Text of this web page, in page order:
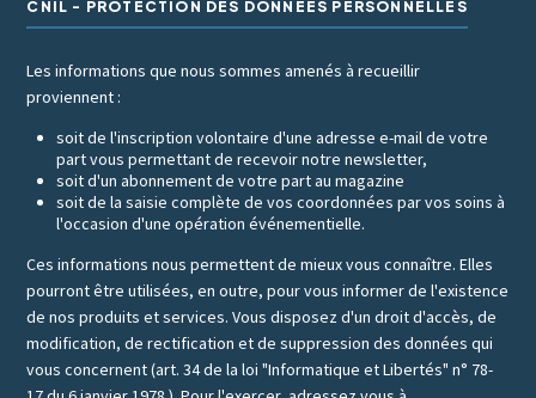
CNIL - PROTECTION DES DONNÉES PERSONNELLES
Les informations que nous sommes amenés à recueillir
proviennent :
soit de l'inscription volontaire d'une adresse e-mail de votre
part vous permettant de recevoir notre newsletter,
soit d'un abonnement de votre part au magazine
soit de la saisie complète de vos coordonnées par vos soins à
l'occasion d'une opération événementielle.
Ces informations nous permettent de mieux vous connaître. Elles
pourront être utilisées, en outre, pour vous informer de l'existence
de nos produits et services. Vous disposez d'un droit d'accès, de
modification, de rectification et de suppression des données qui
vous concernent (art. 34 de la loi "Informatique et Libertés" n° 78-